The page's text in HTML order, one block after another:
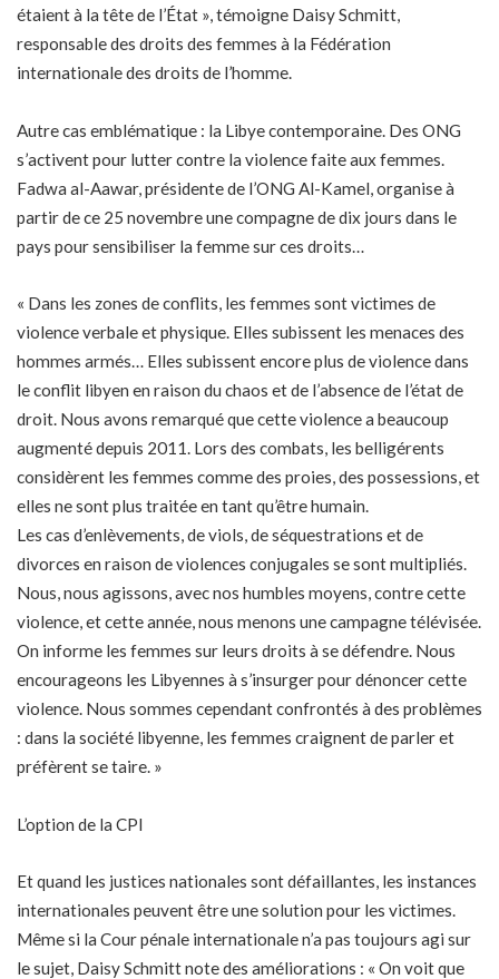
étaient à la tête de l’État », témoigne Daisy Schmitt,
responsable des droits des femmes à la Fédération
internationale des droits de l’homme.
Autre cas emblématique : la Libye contemporaine. Des ONG
s’activent pour lutter contre la violence faite aux femmes.
Fadwa al-Aawar, présidente de l’ONG Al-Kamel, organise à
partir de ce 25 novembre une compagne de dix jours dans le
pays pour sensibiliser la femme sur ces droits…
« Dans les zones de conflits, les femmes sont victimes de
violence verbale et physique. Elles subissent les menaces des
hommes armés… Elles subissent encore plus de violence dans
le conflit libyen en raison du chaos et de l’absence de l’état de
droit. Nous avons remarqué que cette violence a beaucoup
augmenté depuis 2011. Lors des combats, les belligérents
considèrent les femmes comme des proies, des possessions, et
elles ne sont plus traitée en tant qu’être humain.
Les cas d’enlèvements, de viols, de séquestrations et de
divorces en raison de violences conjugales se sont multipliés.
Nous, nous agissons, avec nos humbles moyens, contre cette
violence, et cette année, nous menons une campagne télévisée.
On informe les femmes sur leurs droits à se défendre. Nous
encourageons les Libyennes à s’insurger pour dénoncer cette
violence. Nous sommes cependant confrontés à des problèmes
: dans la société libyenne, les femmes craignent de parler et
préfèrent se taire. »
L’option de la CPI
Et quand les justices nationales sont défaillantes, les instances
internationales peuvent être une solution pour les victimes.
Même si la Cour pénale internationale n’a pas toujours agi sur
le sujet, Daisy Schmitt note des améliorations : « On voit que